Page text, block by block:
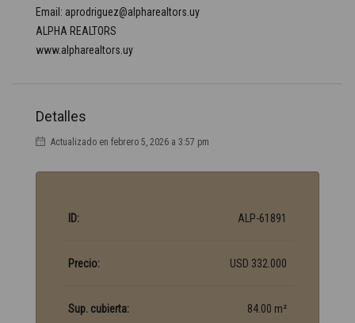
Email: aprodriguez@alpharealtors.uy
ALPHA REALTORS
www.alpharealtors.uy
Detalles
Actualizado en febrero 5, 2026 a 3:57 pm
ID: ALP-61891
Precio: USD 332.000
Sup. cubierta: 84.00 m²